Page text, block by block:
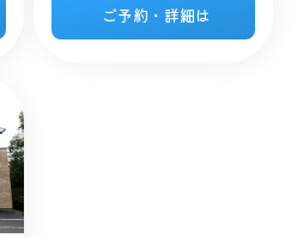
ご予約・詳細は